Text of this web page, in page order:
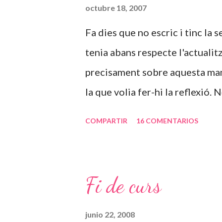
set cops embarassada des
octubre 18, 2007
Fa dies que no escric i tinc la
tenia abans respecte
precisament sobre aquesta
la que volia fer-hi la reflexió.
teniu en general, però
conciliació familiar i laboral
COMPARTIR 16 COMENTARIOS
Fi de curs
junio 22, 2008